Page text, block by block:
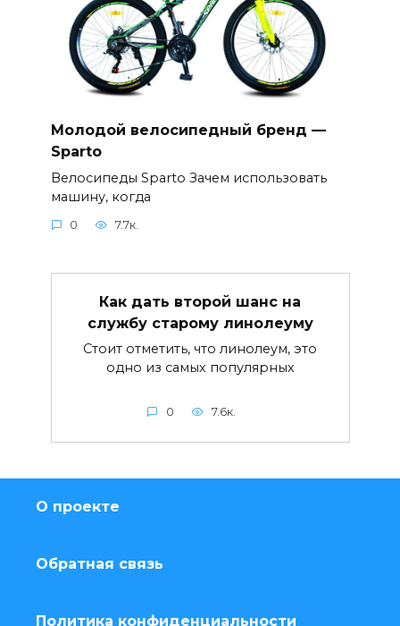
Молодой велосипедный бренд —
Sparto
Велосипеды Sparto Зачем использовать
машину, когда
0 7.7к.
Как дать второй шанс на
службу старому линолеуму
Стоит отметить, что линолеум, это
одно из самых популярных
0 7.6к.
О проекте
Обратная связь
Политика конфиденциальности